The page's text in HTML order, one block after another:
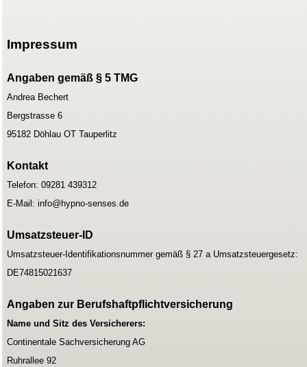
Impressum
Angaben gemäß § 5 TMG
Andrea Bechert
Bergstrasse 6
95182 Döhlau OT Tauperlitz
Kontakt
Telefon: 09281 439312
E-Mail: info@hypno-senses.de
Umsatzsteuer-ID
Umsatzsteuer-Identifikationsnummer gemäß § 27 a Umsatzsteuergesetz:
DE74815021637
Angaben zur Berufshaftpflichtversicherung
Name und Sitz des Versicherers:
Continentale Sachversicherung AG
Ruhrallee 92